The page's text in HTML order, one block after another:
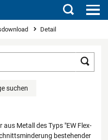
Suchen
Detail
suchen
aus Metall des Typs "EW Flex-
bestehender